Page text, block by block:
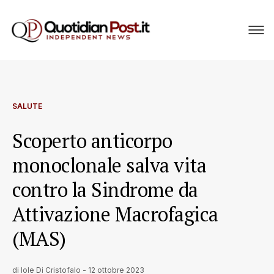
SALUTE
Scoperto anticorpo
monoclonale salva vita
contro la Sindrome da
Attivazione Macrofagica
(MAS)
di Iole Di Cristofalo - 12 ottobre 2023